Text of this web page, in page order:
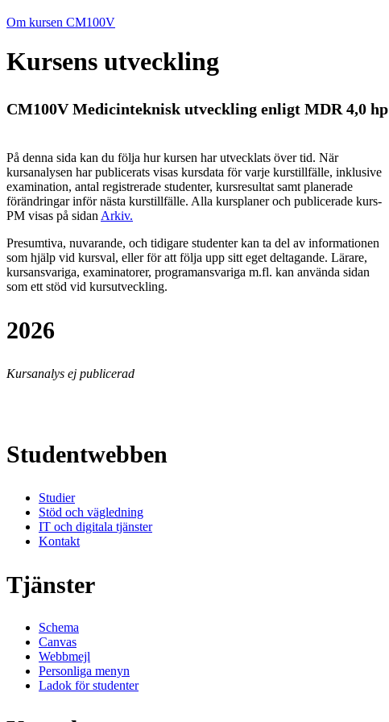
Om kursen CM100V
Kursens utveckling
CM100V Medicinteknisk utveckling enligt MDR 4,0 hp
På denna sida kan du följa hur kursen har utvecklats över tid. När
kursanalysen har publicerats visas kursdata för varje kurstillfälle, inklusive
examination, antal registrerade studenter, kursresultat samt planerade
förändringar inför nästa kurstillfälle. Alla kursplaner och publicerade kurs-
PM visas på sidan Arkiv.
Presumtiva, nuvarande, och tidigare studenter kan ta del av informationen
som hjälp vid kursval, eller för att följa upp sitt eget deltagande. Lärare,
kursansvariga, examinatorer, programansvariga m.fl. kan använda sidan
som ett stöd vid kursutveckling.
2026
Kursanalys ej publicerad
Studentwebben
Studier
Stöd och vägledning
IT och digitala tjänster
Kontakt
Tjänster
Schema
Canvas
Webbmejl
Personliga menyn
Ladok för studenter